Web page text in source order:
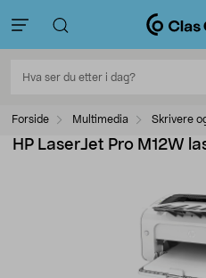
Forside Multimedia Skrivere
HP LaserJet Pro M12W